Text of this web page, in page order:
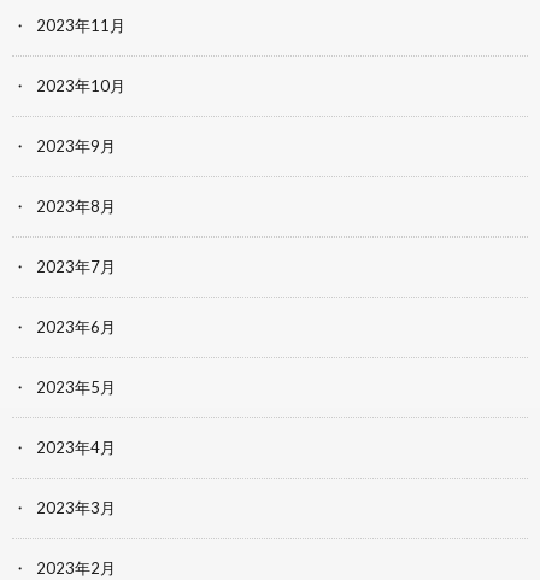
2023年11月
2023年10月
2023年9月
2023年8月
2023年7月
2023年6月
2023年5月
2023年4月
2023年3月
2023年2月